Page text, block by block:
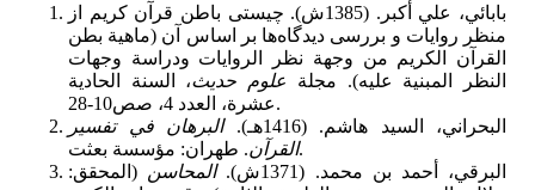
بابائي، علي أكبر. (1385ش). چیستی باطن قرآن کریم از
منظر روایات و بررسی دیدگاه‌ها بر اساس آن (ماهية بطن
القرآن الكريم من وجهة نظر الروايات ودراسة وجهات
النظر المبنية عليه). مجلة علوم حديث، السنة الحادية
عشرة، العدد 4، صص10-28.
البحراني، السيد هاشم. (1416هـ).
البرهان في تفسير
القرآن. طهران: مؤسسة بعثت.
البرقي، أحمد بن محمد. (1371ش).
المحاسن (المحقق: